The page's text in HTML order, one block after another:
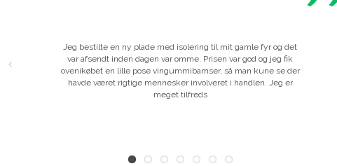
Jeg bestilte en ny plade med isolering til mit gamle fyr og det
var afsendt inden dagen var omme. Prisen var god og jeg fik
ovenikøbet en lille pose vingummibamser, så man kune se der
havde været rigtige mennesker involveret i handlen. Jeg er
meget tilfreds